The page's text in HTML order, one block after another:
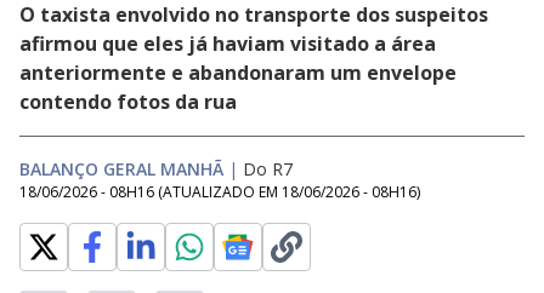
O taxista envolvido no transporte dos suspeitos
afirmou que eles já haviam visitado a área
anteriormente e abandonaram um envelope
contendo fotos da rua
BALANÇO GERAL MANHÃ | Do R7
18/06/2026 - 08H16 (ATUALIZADO EM 18/06/2026 - 08H16)